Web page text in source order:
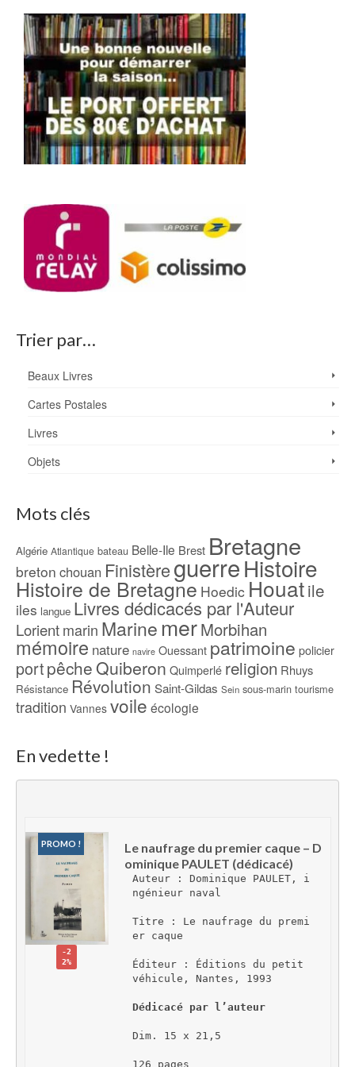
Trier par…
Beaux Livres
Cartes Postales
Livres
Objets
Mots clés
Algérie Atlantique bateau Belle-Ile Brest Bretagne
breton chouan FinistèreguerreHistoire
Histoire de Bretagne Hoedic Houatile
iles langue Livres dédicacés par l'Auteur
Lorientmarin Marine merMorbihan
mémoire nature navire Ouessant patrimoine policier
portpêcheQuiberon Quimperlé religion Rhuys
Résistance Révolution Saint-Gildas Sein sous-marin tourisme
tradition Vannes voile écologie
En vedette !
PROMO !
-2
2%
Le naufrage du premier caque – D
ominique PAULET (dédicacé)
Auteur : Dominique PAULET, i
ngénieur naval
Titre : Le naufrage du premi
er caque
Éditeur : Éditions du petit
véhicule, Nantes, 1993
Dédicacé par l’auteur
Dim. 15 x 21,5
126 pages